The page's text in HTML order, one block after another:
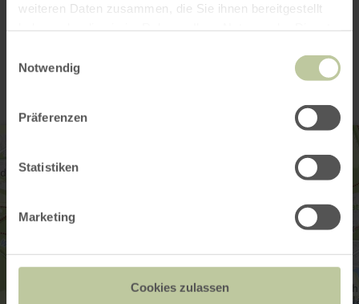
weiteren Daten zusammen, die Sie ihnen bereitgestellt
Notwendig
Präferenzen
Statistiken
Marketing
Cookies zulassen
Kontakt